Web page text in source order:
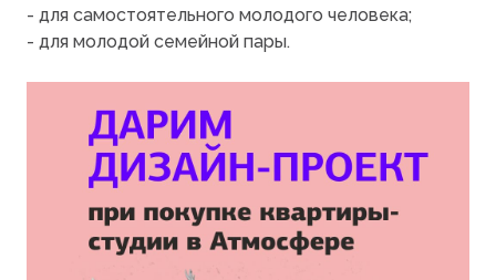
- для самостоятельного молодого человека;
- для молодой семейной пары.